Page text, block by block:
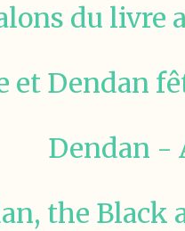
du livre
et Dendan
Dendan -
the Black